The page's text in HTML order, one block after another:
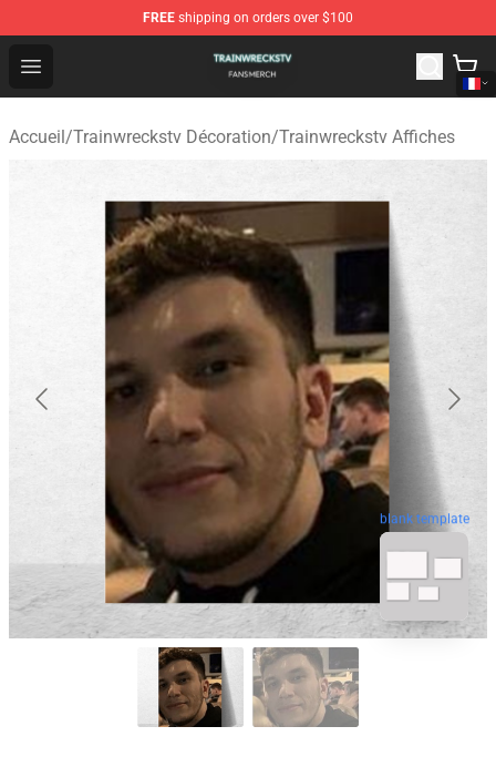
FREE shipping on orders over $100
Open menu
Trainwreckstv Shop - Official Trainwreckstv
Accueil/Trainwreckstv Décoration/Trainwreckstv Affiches
blank template